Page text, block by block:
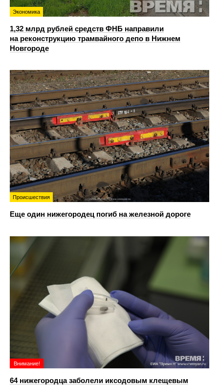
Экономика
1,32 млрд рублей средств ФНБ направили
на реконструкцию трамвайного депо в Нижнем
Новгороде
Происшествия
Еще один нижегородец погиб на железной дороге
Внимание!
64 нижегородца заболели иксодовым клещевым